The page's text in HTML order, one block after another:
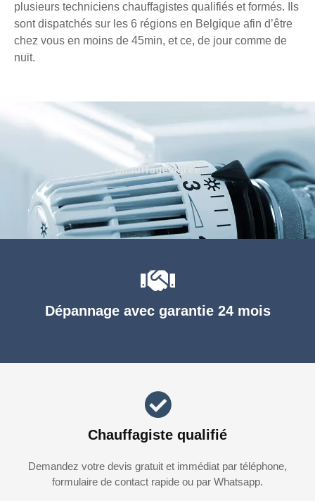
plusieurs techniciens chauffagistes qualifiés et formés. Ils
sont dispatchés sur les 6 régions en Belgique afin d’être
chez vous en moins de 45min, et ce, de jour comme de
nuit.
Dépannage avec garantie 24 mois
Chauffagiste qualifié
Demandez votre devis gratuit et immédiat par téléphone,
formulaire de contact rapide ou par Whatsapp.
Chauffage agréé